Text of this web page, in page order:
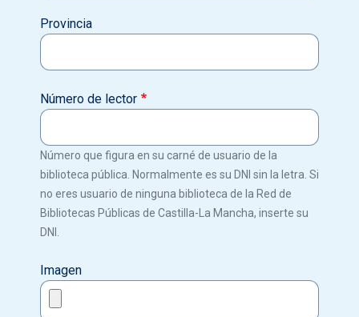
Provincia
Número de lector
Número que figura en su carné de usuario de la
biblioteca pública. Normalmente es su DNI sin la letra. Si
no eres usuario de ninguna biblioteca de la Red de
Bibliotecas Públicas de Castilla-La Mancha, inserte su
DNI.
Imagen